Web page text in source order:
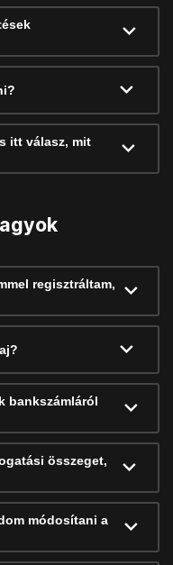
itt válasz, mit
regisztráltam,
bankszámláról
összeget,
módosítani a